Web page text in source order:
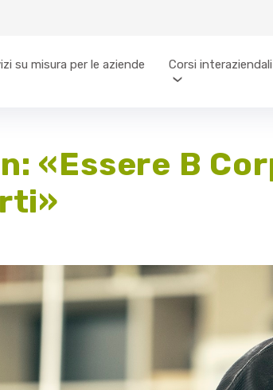
su misura per le aziende Corsi interaziendali
«Essere B